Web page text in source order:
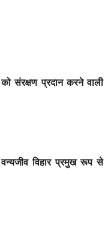
को संरक्षण प्रदान करने वाली
वन्यजीव विहार प्रमुख रूप से